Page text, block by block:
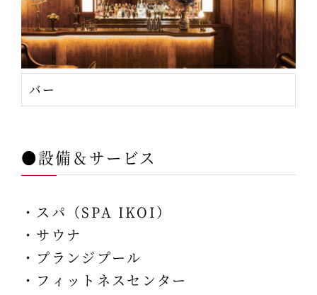
バー
●設備＆サービス
・スパ（SPA IKOI）
・サウナ
・プランジプール
・フィットネスセンター